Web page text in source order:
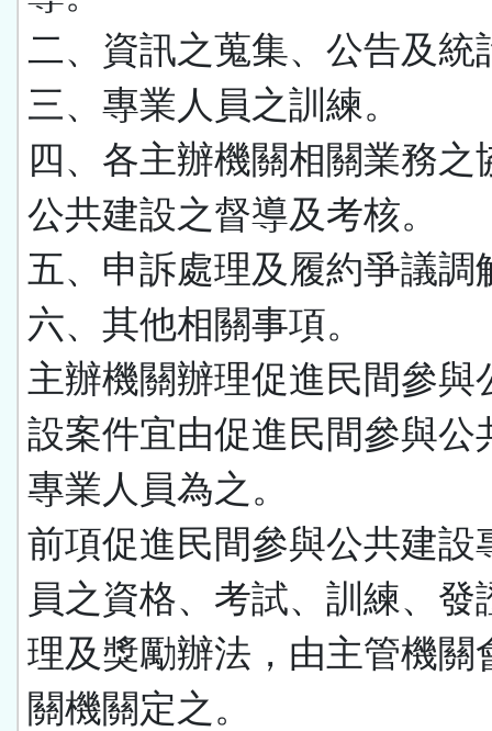
二、資訊之蒐集、公告及統
三、專業人員之訓練。
四、各主辦機關相關業務之
公共建設之督導及考核。
五、申訴處理及履約爭議調
六、其他相關事項。
主辦機關辦理促進民間參與
設案件宜由促進民間參與公
專業人員為之。
前項促進民間參與公共建設
員之資格、考試、訓練、發
理及獎勵辦法，由主管機關
關機關定之。